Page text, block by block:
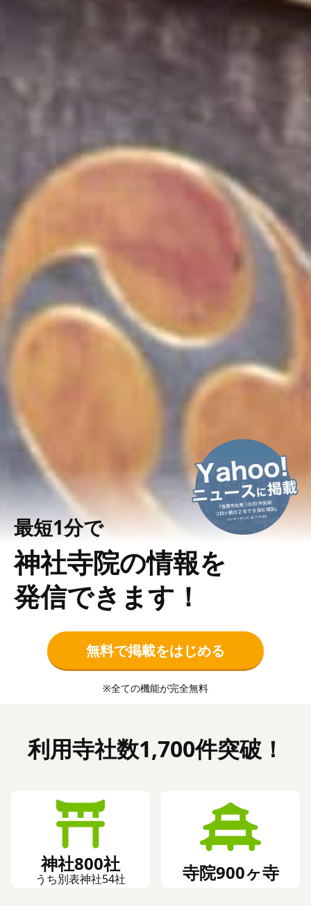
最短1分で
神社寺院の情報を
発信できます！
無料で掲載をはじめる
※全ての機能が完全無料
利用寺社数1,700件突破！
神社800社
うち別表神社54社 寺院900ヶ寺